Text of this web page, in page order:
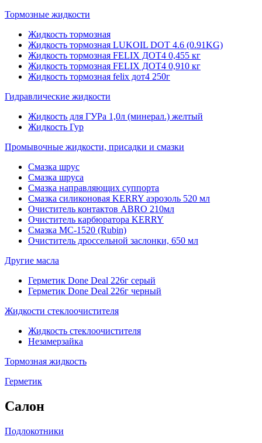
Тормозные жидкости
Жидкость тормозная
Жидкость тормозная LUKOIL DOT 4.6 (0.91KG)
Жидкость тормозная FELIX ДОТ4 0,455 кг
Жидкость тормозная FELIX ДОТ4 0,910 кг
Жидкость тормозная felix дот4 250г
Гидравлические жидкости
Жидкость для ГУРа 1,0л (минерал.) желтый
Жидкость Гур
Промывочные жидкости, присадки и смазки
Смазка шрус
Смазка шруса
Смазка направляющих суппорта
Смазка силиконовая KERRY аэрозоль 520 мл
Очиститель контактов ABRO 210мл
Очиститель карбюратора KERRY
Смазка МС-1520 (Rubin)
Очиститель дроссельной заслонки, 650 мл
Другие масла
Герметик Done Deal 226г серый
Герметик Done Deal 226г черный
Жидкости стеклоочистителя
Жидкость стеклоочистителя
Незамерзайка
Тормозная жидкость
Герметик
Салон
Подлокотники